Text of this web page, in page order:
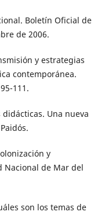
Boletín Oficial de
de 2006.
y estrategias
contemporánea.
111.
Una nueva
y
Nacional de Mar del
son los temas de